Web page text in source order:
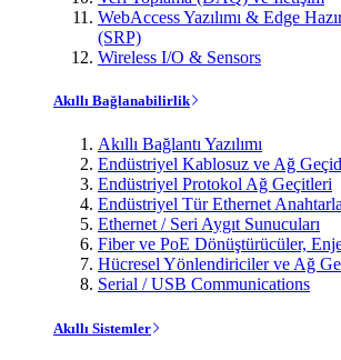
WebAccess Yazılımı & Edge
(SRP)
Wireless I/O & Sensors
Akıllı Bağlanabilirlik
Akıllı Bağlantı Yazılımı
Endüstriyel Kablosuz ve Ağ
Endüstriyel Protokol Ağ Geçitleri
Endüstriyel Tür Ethernet
Ethernet / Seri Aygıt Sunucuları
Fiber ve PoE Dönüştürücüler,
Hücresel Yönlendiriciler ve Ağ
Serial / USB Communications
Akıllı Sistemler